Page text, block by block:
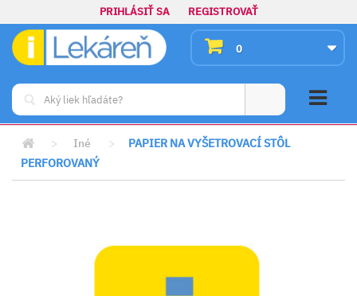
PRIHLÁSIŤ SA REGISTROVAŤ
0
> Iné >
PAPIER NA VYŠETROVACÍ STÔL
PERFOROVANÝ